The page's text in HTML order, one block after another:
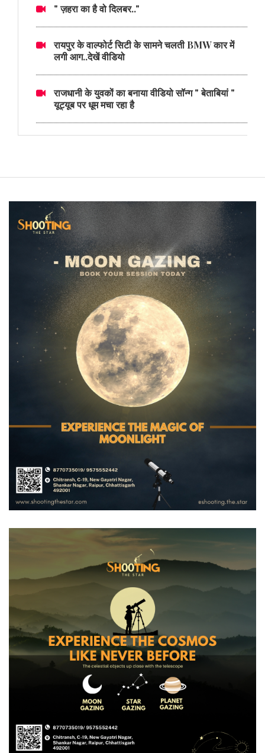
" ज़हरा का है वो दिलबर.."
रायपुर के वाल्फोर्ट सिटी के सामने चलती BMW कार में
लगी आग..देखें वीडियो
राजधानी के युवकों का बनाया वीडियो सॉन्ग " बेताबियां "
यूट्यूब पर धूम मचा रहा है